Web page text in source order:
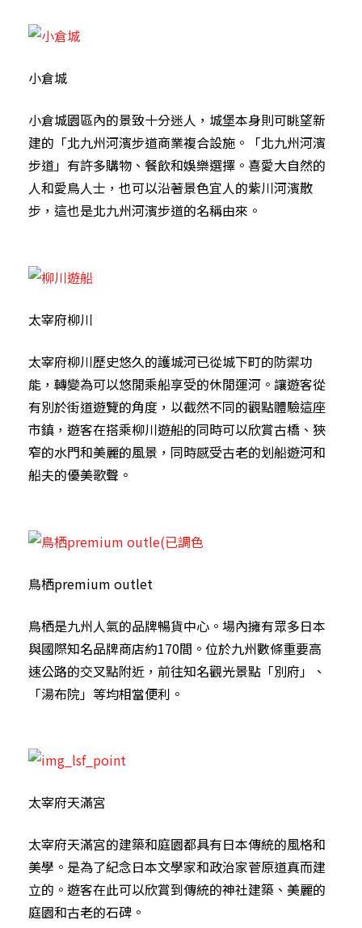
小倉城
小倉城園區內的景致十分迷人，城堡本身則可眺望新
建的「北九州河濱步道商業複合設施。「北九州河濱
步道」有許多購物、餐飲和娛樂選擇。喜愛大自然的
人和愛鳥人士，也可以沿著景色宜人的紫川河濱散
步，這也是北九州河濱步道的名稱由來。
太宰府柳川
太宰府柳川歷史悠久的護城河已從城下町的防禦功
能，轉變為可以悠閒乘船享受的休閒運河。讓遊客從
有別於街道遊覽的角度，以截然不同的觀點體驗這座
市鎮，遊客在搭乘柳川遊船的同時可以欣賞古橋、狹
窄的水門和美麗的風景，同時感受古老的划船遊河和
船夫的優美歌聲。
鳥栖premium outlet
鳥栖是九州人氣的品牌暢貨中心。場內擁有眾多日本
與國際知名品牌商店約170間。位於九州數條重要高
速公路的交叉點附近，前往知名觀光景點「別府」、
「湯布院」等均相當便利。
太宰府天滿宮
太宰府天滿宮的建築和庭園都具有日本傳統的風格和
美學。是為了紀念日本文學家和政治家菅原道真而建
立的。遊客在此可以欣賞到傳統的神社建築、美麗的
庭園和古老的石碑。